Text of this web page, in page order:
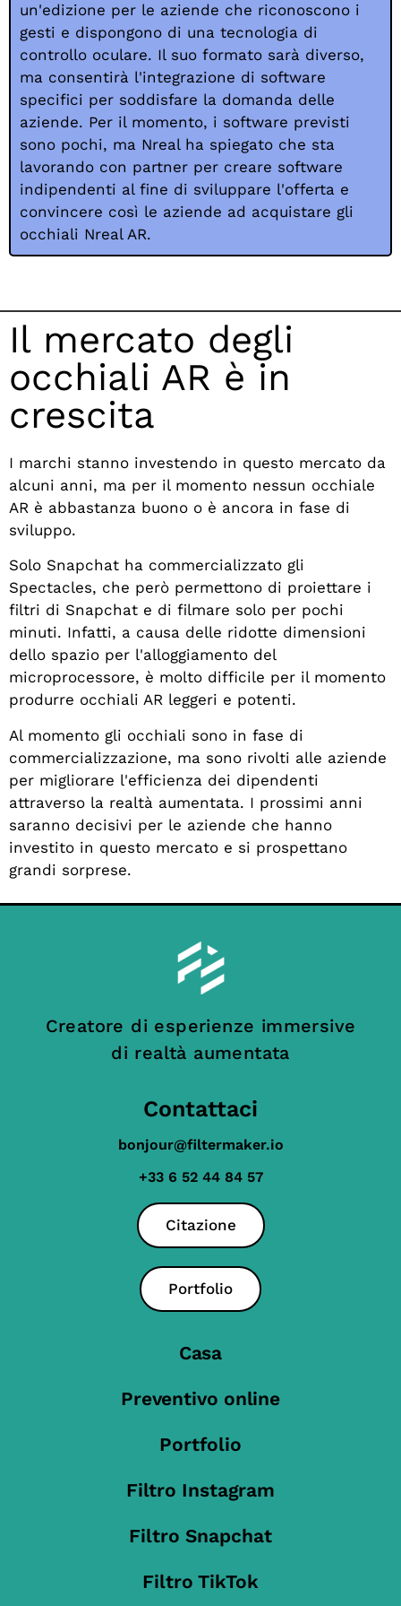
un'edizione per le aziende che riconoscono i
gesti e dispongono di una tecnologia di
controllo oculare. Il suo formato sarà diverso,
ma consentirà l'integrazione di software
specifici per soddisfare la domanda delle
aziende. Per il momento, i software previsti
sono pochi, ma Nreal ha spiegato che sta
lavorando con partner per creare software
indipendenti al fine di sviluppare l'offerta e
convincere così le aziende ad acquistare gli
occhiali Nreal AR.
Il mercato degli
occhiali AR è in
crescita
I marchi stanno investendo in questo mercato da
alcuni anni, ma per il momento nessun occhiale
AR è abbastanza buono o è ancora in fase di
sviluppo.
Solo Snapchat ha commercializzato gli
Spectacles, che però permettono di proiettare i
filtri di Snapchat e di filmare solo per pochi
minuti. Infatti, a causa delle ridotte dimensioni
dello spazio per l'alloggiamento del
microprocessore, è molto difficile per il momento
produrre occhiali AR leggeri e potenti.
Al momento gli occhiali sono in fase di
commercializzazione, ma sono rivolti alle aziende
per migliorare l'efficienza dei dipendenti
attraverso la realtà aumentata. I prossimi anni
saranno decisivi per le aziende che hanno
investito in questo mercato e si prospettano
grandi sorprese.
Creatore di esperienze immersive
di realtà aumentata
Contattaci
bonjour@filtermaker.io
+33 6 52 44 84 57
Citazione
Portfolio
Casa
Preventivo online
Portfolio
Filtro Instagram
Filtro Snapchat
Filtro TikTok